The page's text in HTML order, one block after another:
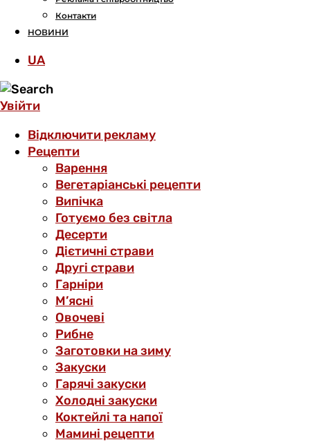
Контакти
НОВИНИ
UA
Увійти
Відключити рекламу
Рецепти
Варення
Вегетаріанські рецепти
Випічка
Готуємо без світла
Десерти
Дієтичні страви
Другі страви
Гарніри
М’ясні
Овочеві
Рибне
Заготовки на зиму
Закуски
Гарячі закуски
Холодні закуски
Коктейлі та напої
Мамині рецепти